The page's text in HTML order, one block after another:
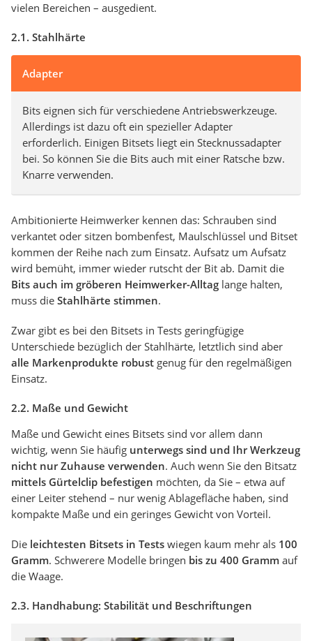
vielen Bereichen – ausgedient.
2.1. Stahlhärte
Adapter
Bits eignen sich für verschiedene Antriebswerkzeuge.
Allerdings ist dazu oft ein spezieller Adapter
erforderlich. Einigen Bitsets liegt ein Stecknussadapter
bei. So können Sie die Bits auch mit einer Ratsche bzw.
Knarre verwenden.
Ambitionierte Heimwerker kennen das: Schrauben sind
verkantet oder sitzen bombenfest, Maulschlüssel und Bitset
kommen der Reihe nach zum Einsatz. Aufsatz um Aufsatz
wird bemüht, immer wieder rutscht der Bit ab. Damit die
Bits auch im gröberen Heimwerker-Alltag lange halten,
muss die Stahlhärte stimmen.
Zwar gibt es bei den Bitsets in Tests geringfügige
Unterschiede bezüglich der Stahlhärte, letztlich sind aber
alle Markenprodukte robust genug für den regelmäßigen
Einsatz.
2.2. Maße und Gewicht
Maße und Gewicht eines Bitsets sind vor allem dann
wichtig, wenn Sie häufig unterwegs sind und Ihr Werkzeug
nicht nur Zuhause verwenden. Auch wenn Sie den Bitsatz
mittels Gürtelclip befestigen möchten, da Sie – etwa auf
einer Leiter stehend – nur wenig Ablagefläche haben, sind
kompakte Maße und ein geringes Gewicht von Vorteil.
Die leichtesten Bitsets in Tests wiegen kaum mehr als 100
Gramm. Schwerere Modelle bringen bis zu 400 Gramm auf
die Waage.
2.3. Handhabung: Stabilität und Beschriftungen